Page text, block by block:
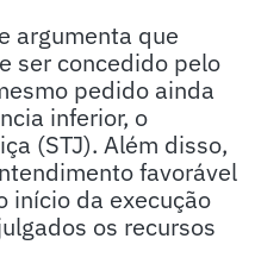
argumenta que
ser concedido pelo
pedido ainda
inferior, o
(STJ). Além disso,
favorável
início da execução
os recursos